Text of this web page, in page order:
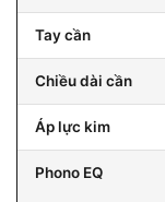
Tay cần
Chiều dài cần
Áp lực kim
Phono EQ